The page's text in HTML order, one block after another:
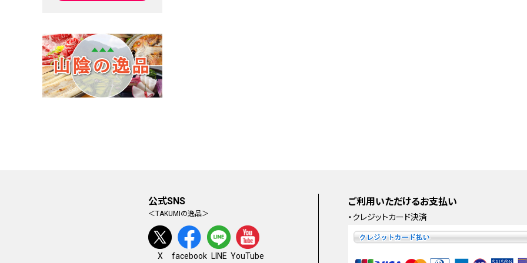
公式SNS
＜TAKUMIの逸品＞
X facebook LINE YouTube
ご利用いただけるお支払い
・クレジットカード決済